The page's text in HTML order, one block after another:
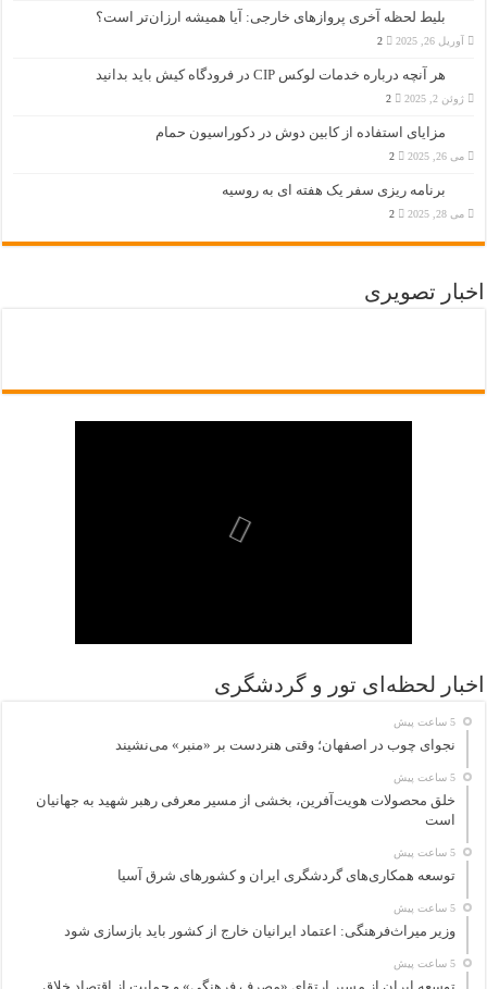
بلیط لحظه آخری پروازهای خارجی: آیا همیشه ارزان‌تر است؟
آوریل 26, 2025 2
هر آنچه درباره خدمات لوکس CIP در فرودگاه‌ کیش باید بدانید
ژوئن 2, 2025 2
مزایای استفاده از کابین دوش در دکوراسیون حمام
می 26, 2025 2
برنامه ریزی سفر یک هفته ای به روسیه
می 28, 2025 2
اخبار تصویری
اخبار لحظه‌ای تور و گردشگری
5 ساعت پیش
نجوای چوب در اصفهان؛ وقتی هنردست بر «منبر» می‌نشیند
5 ساعت پیش
خلق محصولات هویت‌آفرین، بخشی از مسیر معرفی رهبر شهید به جهانیان
است
5 ساعت پیش
توسعه همکاری‌های گردشگری ایران و کشورهای شرق آسیا
5 ساعت پیش
وزیر میراث‌فرهنگی: اعتماد ایرانیان خارج از کشور باید بازسازی شود
5 ساعت پیش